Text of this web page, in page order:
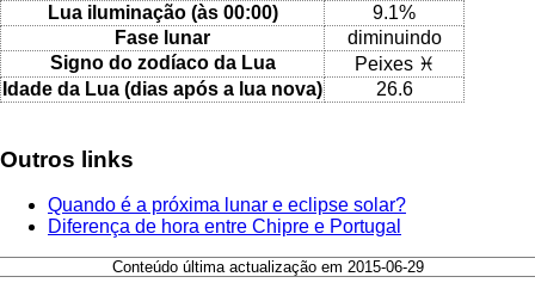
Lua iluminação (às 00:00)
9.1%
Fase lunar
diminuindo
Signo do zodíaco da Lua
Peixes ♓
Idade da Lua (dias após a lua nova)
26.6
Outros links
Quando é a próxima lunar e eclipse solar?
Diferença de hora entre Chipre e Portugal
Conteúdo última actualização em 2015-06-29